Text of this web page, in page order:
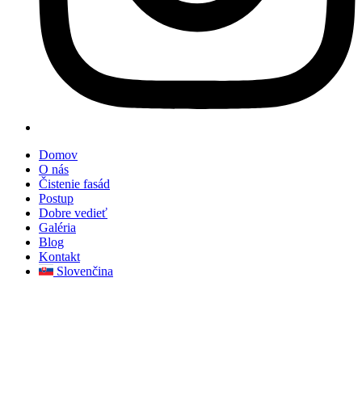
Domov
O nás
Čistenie fasád
Postup
Dobre vedieť
Galéria
Blog
Kontakt
Slovenčina